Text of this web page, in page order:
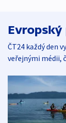
Evropský
ČT24 každý den
veřejnými médii,